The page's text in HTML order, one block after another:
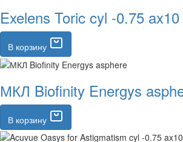
Exelens Toric cyl -0.75 ax10
В корзину
МКЛ Biofinity Energys
В корзину